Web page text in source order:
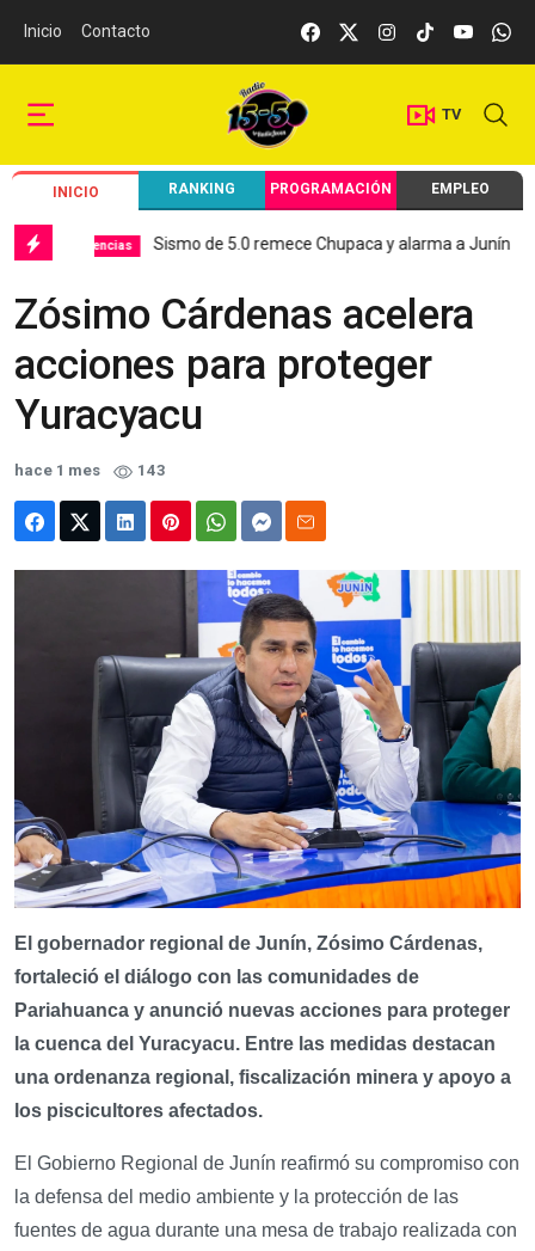
Inicio Contacto
TV
INICIO RANKING PROGRAMACIÓN EMPLEO
Tendencias Sismo de 5.0 remece Chupaca y alarma a Junín Local
Zósimo Cárdenas acelera
acciones para proteger
Yuracyacu
hace 1 mes 143
El gobernador regional de Junín, Zósimo Cárdenas,
fortaleció el diálogo con las comunidades de
Pariahuanca y anunció nuevas acciones para proteger
la cuenca del Yuracyacu. Entre las medidas destacan
una ordenanza regional, fiscalización minera y apoyo a
los piscicultores afectados.
El Gobierno Regional de Junín reafirmó su compromiso con
la defensa del medio ambiente y la protección de las
fuentes de agua durante una mesa de trabajo realizada con